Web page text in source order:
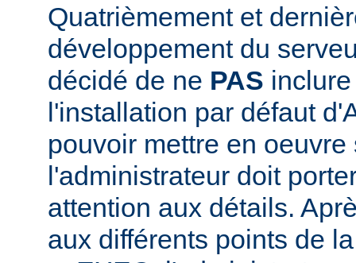
Quatrièmement et
développement du
décidé de ne PAS
l'installation par défaut
pouvoir mettre en oeuvre
l'administrateur doit
attention aux détails.
aux différents points de